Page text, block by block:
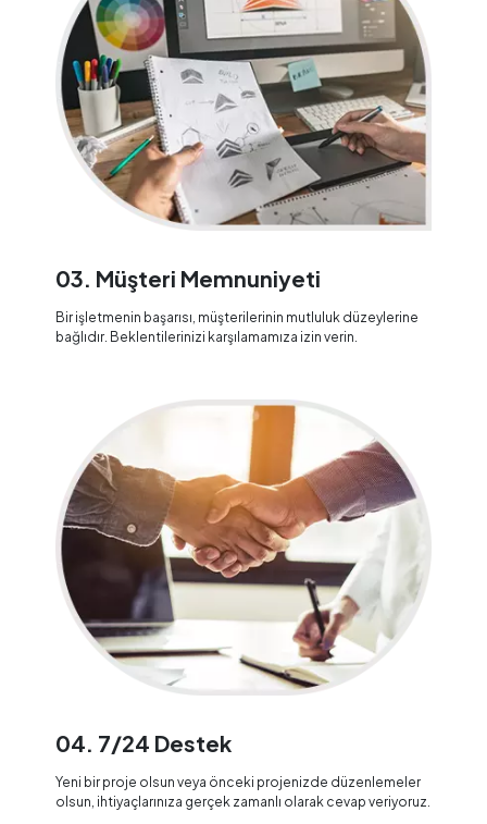
03. Müşteri Memnuniyeti
Bir işletmenin başarısı, müşterilerinin mutluluk düzeylerine
bağlıdır. Beklentilerinizi karşılamamıza izin verin.
04. 7/24 Destek
Yeni bir proje olsun veya önceki projenizde düzenlemeler
olsun, ihtiyaçlarınıza gerçek zamanlı olarak cevap veriyoruz.